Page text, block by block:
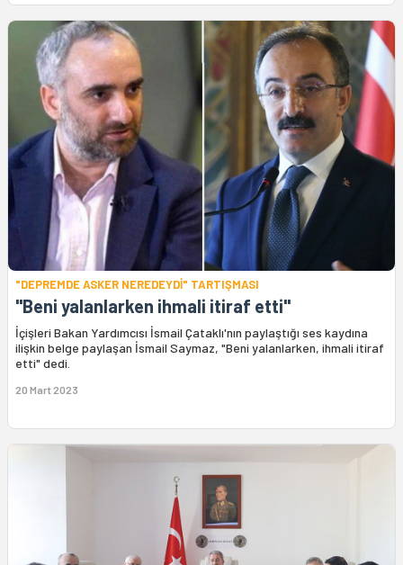
"DEPREMDE ASKER NEREDEYDİ" TARTIŞMASI
"Beni yalanlarken ihmali itiraf etti"
İçişleri Bakan Yardımcısı İsmail Çataklı'nın paylaştığı ses kaydına
ilişkin belge paylaşan İsmail Saymaz, "Beni yalanlarken, ihmali itiraf
etti" dedi.
20 Mart 2023